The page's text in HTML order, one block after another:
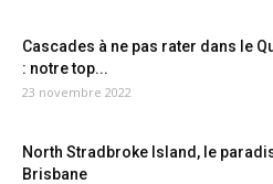
Cascades à ne pas rater dans le
: notre top...
23 novembre 2022
North Stradbroke Island, le
Brisbane